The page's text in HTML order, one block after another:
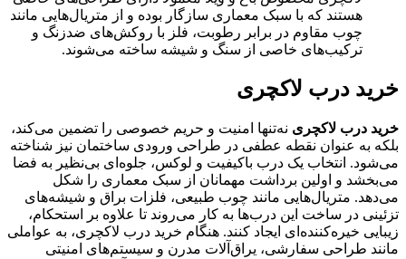
هستند که با سبک معماری سازگار بوده و از متریال‌هایی مانند
چوب مقاوم در برابر رطوبت، فلز با روکش‌های ضدزنگ و
ترکیب‌های خاصی از سنگ و شیشه ساخته می‌شوند.
خرید درب لاکچری
خرید درب لاکچری نه‌تنها امنیت و حریم خصوصی را تضمین می‌کند،
بلکه به عنوان نقطه عطفی در طراحی ورودی ساختمان نیز شناخته
می‌شود. انتخاب یک درب باکیفیت و لوکس، جلوه‌ای بی‌نظیر به فضا
می‌بخشد و اولین برداشت مهمانان از سبک معماری را شکل
می‌دهد. متریال‌هایی مانند چوب طبیعی، فلزات براق و شیشه‌های
تزئینی در ساخت این درب‌ها به کار می‌روند تا علاوه بر استحکام،
زیبایی خیره‌کننده‌ای ایجاد کنند. هنگام خرید درب لاکچری، به عواملی
مانند طراحی سفارشی، یراق‌آلات مدرن و سیستم‌های امنیتی